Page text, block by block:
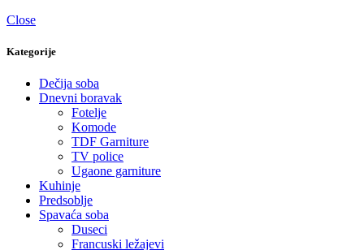
Close
Kategorije
Dečija soba
Dnevni boravak
Fotelje
Komode
TDF Garniture
TV police
Ugaone garniture
Kuhinje
Predsoblje
Spavaća soba
Duseci
Francuski ležajevi